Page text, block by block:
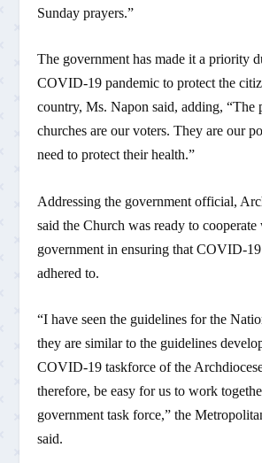
Sunday prayers.”
The government has made it a priority
COVID-19 pandemic to protect the
country, Ms. Napon said, adding, “The
churches are our voters. They are our
need to protect their health.”
Addressing the government official,
said the Church was ready to
government in ensuring that COVID-
adhered to.
“I have seen the guidelines for the
they are similar to the guidelines
COVID-19 taskforce of the
therefore, be easy for us to work
government task force,” the
said.